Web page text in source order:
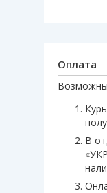
Оплата
В